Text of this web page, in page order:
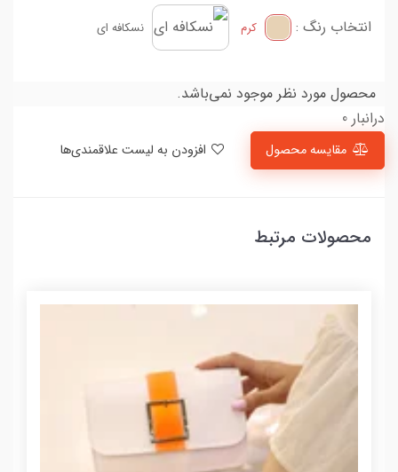
انتخاب رنگ : کرم نسکافه ای
محصول مورد نظر موجود نمی‌باشد.
درانبار 0
مقایسه محصول
محصولات مرتبط